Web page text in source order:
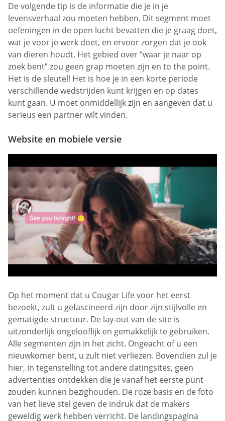
De volgende tip is de informatie die je in je
levensverhaal zou moeten hebben. Dit segment moet
oefeningen in de open lucht bevatten die je graag doet,
wat je voor je werk doet, en ervoor zorgen dat je ook
van dieren houdt. Het gebied over “waar je naar op
zoek bent” zou geen grap moeten zijn en to the point.
Het is de sleutel! Het is hoe je in een korte periode
verschillende wedstrijden kunt krijgen en op dates
kunt gaan. U moet onmiddellijk zijn en aangeven dat u
serieus een partner wilt vinden.
Website en mobiele versie
Op het moment dat u Cougar Life voor het eerst
bezoekt, zult u gefascineerd zijn door zijn stijlvolle en
gematigde structuur. De lay-out van de site is
uitzonderlijk ongelooflijk en gemakkelijk te gebruiken.
Alle segmenten zijn in het zicht. Ongeacht of u een
nieuwkomer bent, u zult niet verliezen. Bovendien zul je
hier, in tegenstelling tot andere datingsites, geen
advertenties ontdekken die je vanaf het eerste punt
zouden kunnen bezighouden. De roze basis en de foto
van het lieve stel geven de indruk dat de makers
geweldig werk hebben verricht. De landingspagina